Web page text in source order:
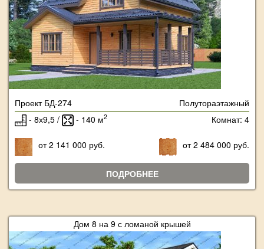
Проект БД-274
Полутораэтажный
- 8х9,5 /
- 140 м2 Комнат: 4
от 2 141 000 руб. от 2 484 000 руб.
ПОДРОБНЕЕ
Дом 8 на 9 с ломаной крышей